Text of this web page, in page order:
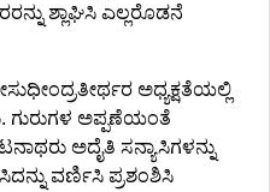
ಶ್ಲಾಘಿಸಿ ಎಲ್ಲರೊಡನೆ
ಅಧ್ಯಕ್ಷತೆಯಲ್ಲಿ
ಗುರುಗಳ ಅಪ್ಪಣೆಯಂತೆ
ಅದೈತಿ ಸನ್ಯಾಸಿಗಳನ್ನು
ವರ್ಣಿಸಿ ಪ್ರಶಂಶಿಸಿ